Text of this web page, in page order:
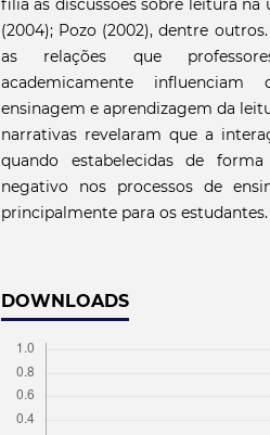
filia às discussões sobre leitura na
(2004); Pozo (2002), dentre
as relações que
academicamente
ensinagem e aprendizagem da
narrativas revelaram que a
quando estabelecidas de
negativo nos processos de
principalmente para os estudantes.
DOWNLOADS